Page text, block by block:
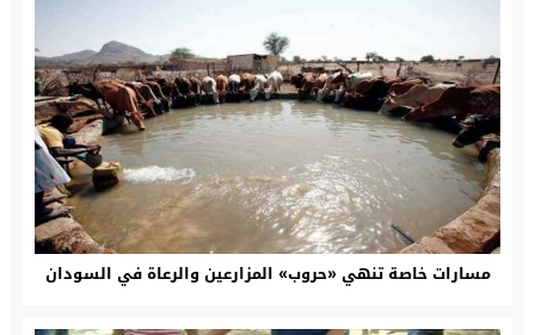
مسارات خاصة تنهي «حروب» المزارعين والرعاة في السودان